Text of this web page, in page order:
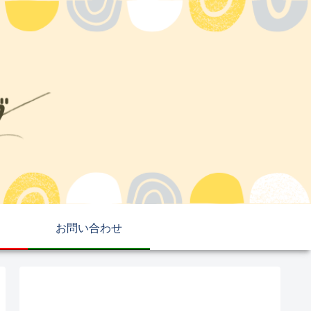
お問い合わせ